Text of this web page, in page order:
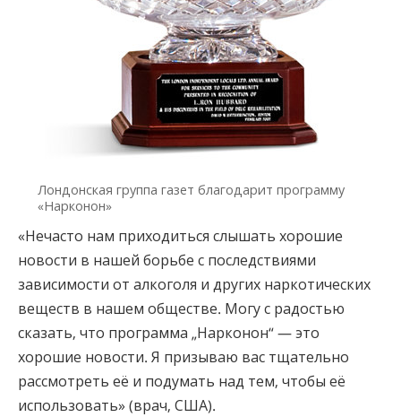
Лондонская группа газет благодарит программу
«Нарконон»
«Нечасто нам приходиться слышать хорошие
новости в нашей борьбе с последствиями
зависимости от алкоголя и других наркотических
веществ в нашем обществе. Могу с радостью
сказать, что программа „Нарконон“ — это
хорошие новости. Я призываю вас тщательно
рассмотреть её и подумать над тем, чтобы её
использовать» (врач, США).